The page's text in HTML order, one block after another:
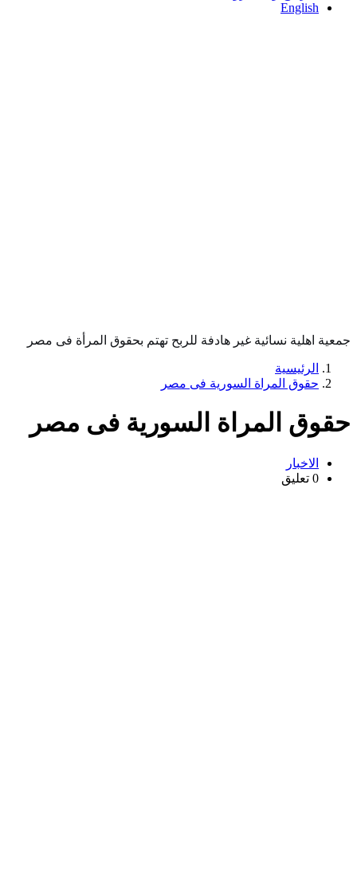
English
اهلية نسائية غير هادفة للربح تهتم بحقوق المرأة فى مصر
الرئيسية
حقوق المراة السورية فى مصر
المراة السورية فى مصر
الاخبار